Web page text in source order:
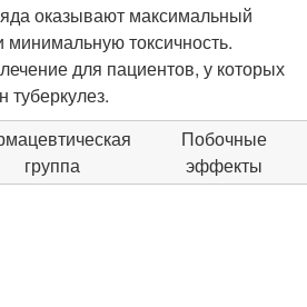
оказывают максимальный
токсичность.
для пациентов, у которых
группа
Побочные
эффекты